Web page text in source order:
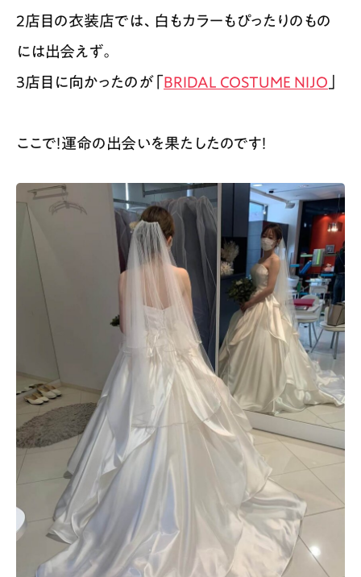
2店目の衣装店では、白もカラーもぴったりのもの
には出会えず。
3店目に向かったのが「BRIDAL COSTUME NIJO
ここで！運命の出会いを果たしたのです！